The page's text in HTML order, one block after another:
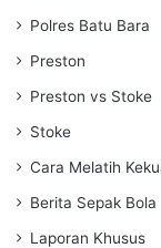
Polres Batu Bara
Preston
Preston vs Stoke
Stoke
Cara Melatih
Berita Sepak Bola
Laporan Khusus